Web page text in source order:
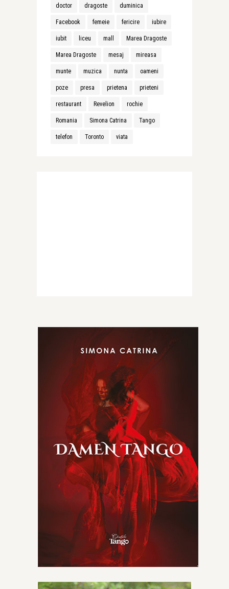
doctor dragoste duminica
Facebook femeie fericire iubire
iubit liceu mall Marea Dragoste
Marea Dragoste mesaj mireasa
munte muzica nunta oameni
poze presa prietena prieteni
restaurant Revelion rochie
Romania Simona Catrina Tango
telefon Toronto viata